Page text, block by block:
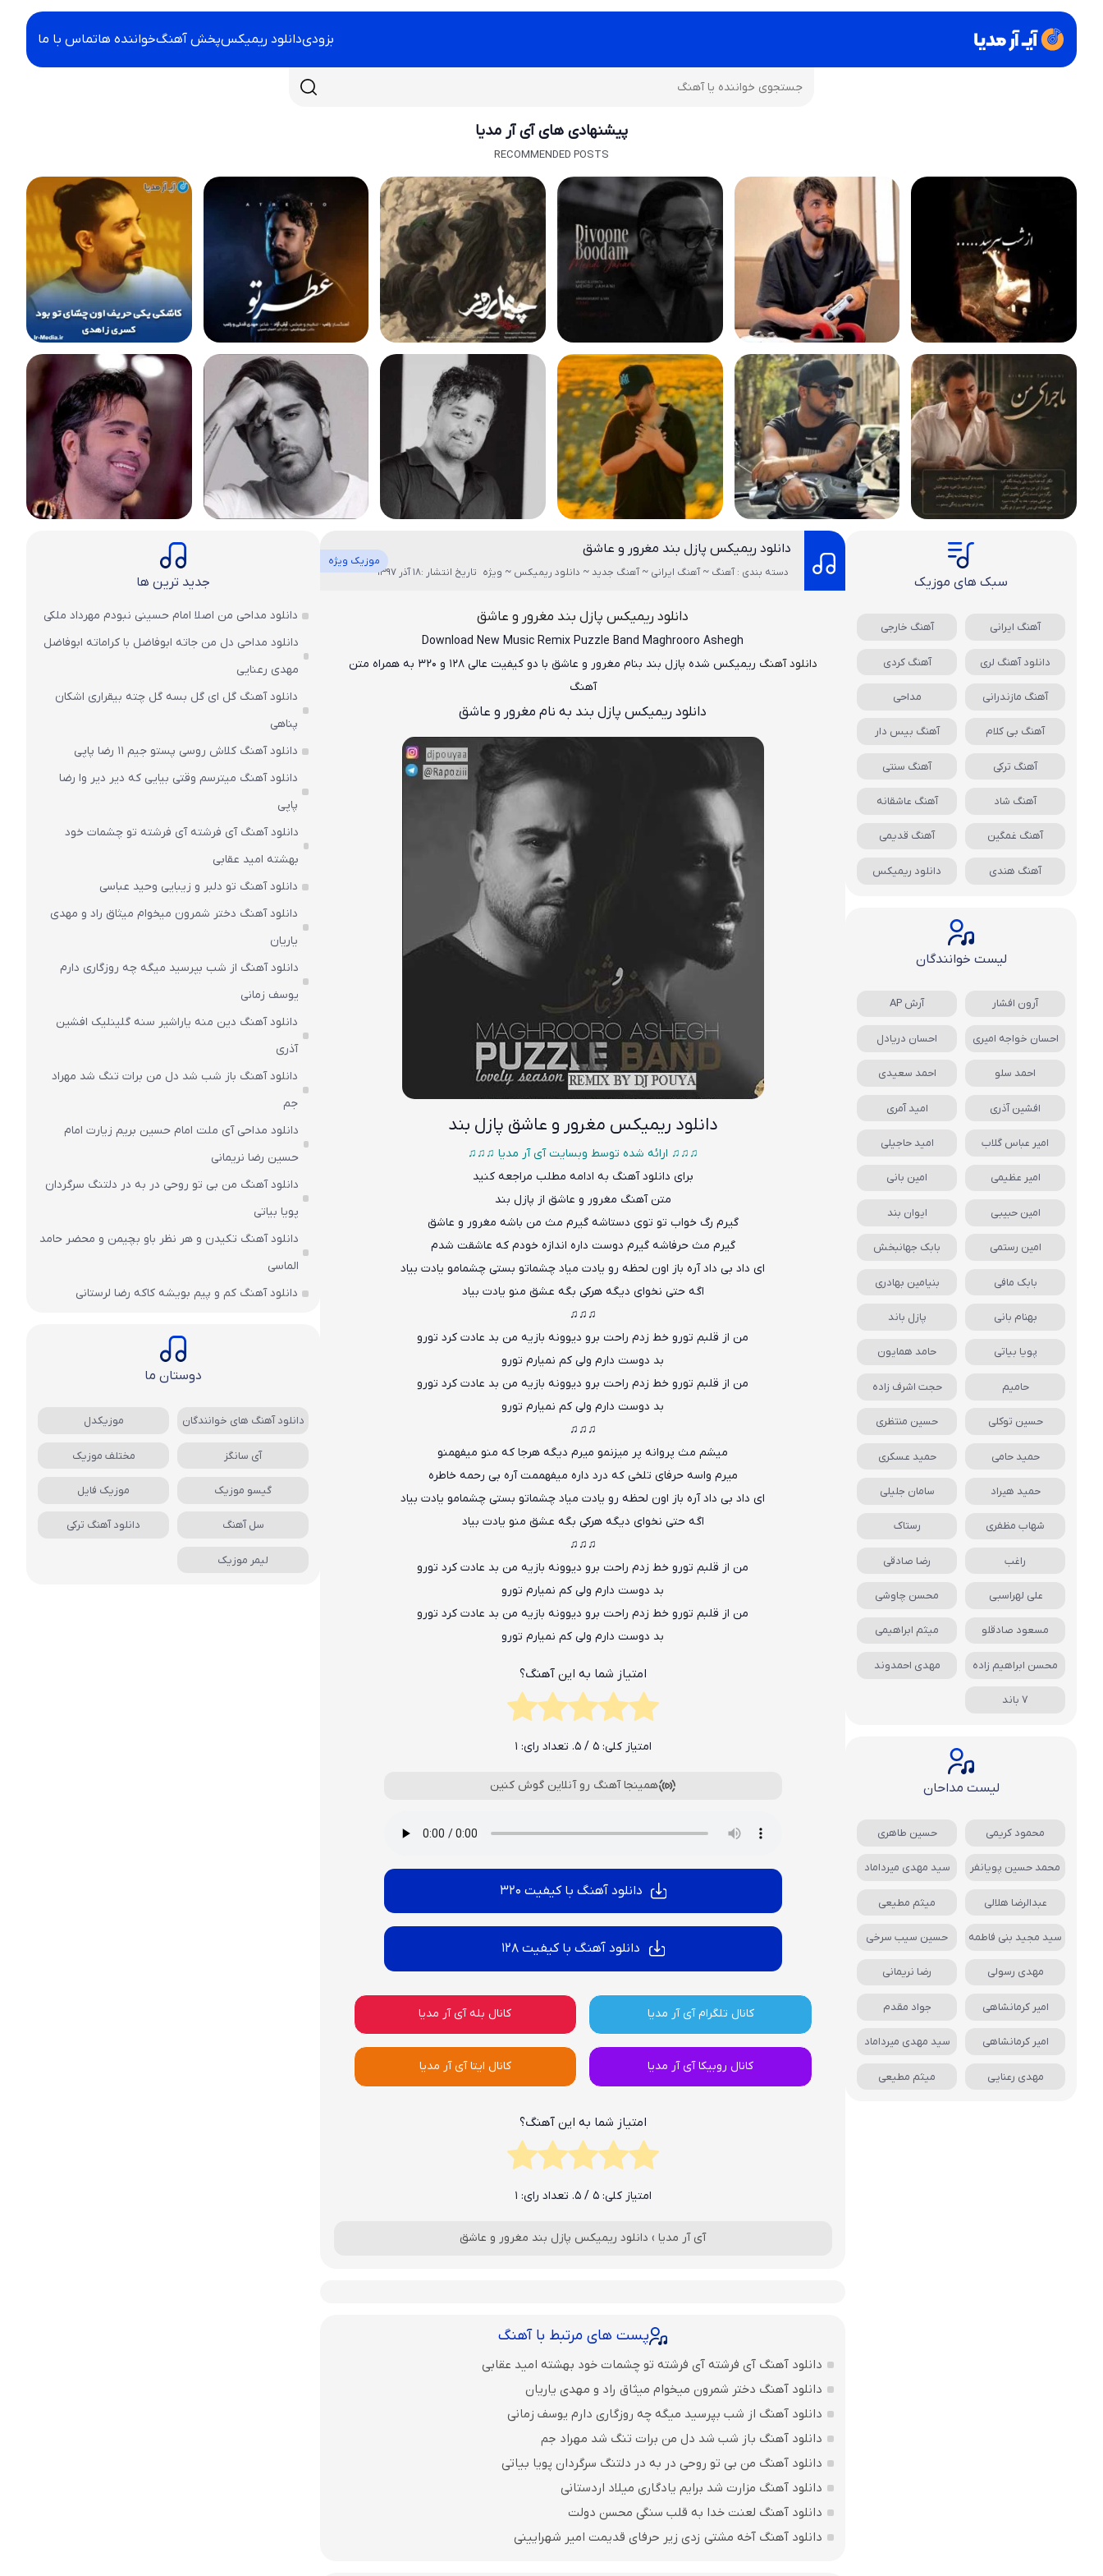
بزودیدانلود ریمیکسپخش آهنگخواننده هاتماس با ما
پیشنهادی های آی آر مدیا
RECOMMENDED POSTS
دانلود ریمیکس پازل بند مغرور و عاشق
موزیک ویژه
دسته بندی : آهنگ ~ آهنگ ایرانی ~ آهنگ جدید ~ دانلود ریمیکس ~ ویژه تاریخ انتشار :18 آذر 1397
دانلود ریمیکس پازل بند مغرور و عاشق
Download New Music Remix Puzzle Band Maghrooro Ashegh
دانلود آهنگ ریمیکس شده پازل بند بنام مغرور و عاشق
با دو کیفیت عالی ۱۲۸ و ۳۲۰ به همراه متن
آهنگ
دانلود ریمیکس پازل بند به نام مغرور و عاشق
دانلود ریمیکس مغرور و عاشق پازل بند
♫♫♫ ارائه شده توسط وبسایت آی آر مدیا ♫♫♫
برای دانلود آهنگ به ادامه مطلب مراجعه کنید
متنآهنگ مغرور و عاشق از پازل بند
گیرم رگ خواب تو توی دستاشه گیرم مث من باشه مغرور و عاشق
گیرم مث حرفاشه گیرم دوست داره اندازه خودم که عاشقت شدم
ای داد بی داد آره باز اون لحظه رو یادت میاد چشماتو بستی چشمامو یادت بیاد
اگه حتی نخوای دیگه هرکی بگه عشق منو یادت بیاد
♫♫♫
من از قلبم تورو خط زدم راحت برو دیوونه بازیه من بد عادت کرد تورو
بد دوست دارم ولی کم نمیارم تورو
من از قلبم تورو خط زدم راحت برو دیوونه بازیه من بد عادت کرد تورو
بد دوست دارم ولی کم نمیارم تورو
♫♫♫
میشم مث پروانه پر میزنمو میرم دیگه هرجا که منو میفهمنو
میرم واسه حرفای تلخی که درد داره میفهممت آره بی رحمه خاطره
ای داد بی داد آره باز اون لحظه رو یادت میاد چشماتو بستی چشمامو یادت بیاد
اگه حتی نخوای دیگه هرکی بگه عشق منو یادت بیاد
♫♫♫
من از قلبم تورو خط زدم راحت برو دیوونه بازیه من بد عادت کرد تورو
بد دوست دارم ولی کم نمیارم تورو
من از قلبم تورو خط زدم راحت برو دیوونه بازیه من بد عادت کرد تورو
بد دوست دارم ولی کم نمیارم تورو
امتیاز شما به این آهنگ؟
امتیاز کلی:5 / 5. تعداد رای: 1
همینجا آهنگ رو آنلاین گوش کنین
دانلود آهنگ با کیفیت 320
دانلود آهنگ با کیفیت 128
کانال تلگرام آی آر مدیا کانال بله آی آر مدیا
کانال روبیکا آی آر مدیا کانال ایتا آی آر مدیا
امتیاز شما به این آهنگ؟
امتیاز کلی:5 / 5. تعداد رای: 1
آی آر مدیا › دانلود ریمیکس پازل بند مغرور و عاشق
پست های مرتبط با آهنگ
دانلود آهنگ آی فرشته آی فرشته تو چشمات خود بهشته امید عقابی
دانلود آهنگ دختر شمرون میخوام میثاق راد و مهدی یاریان
دانلود آهنگ از شب بپرسید میگه چه روزگاری دارم یوسف زمانی
دانلود آهنگ باز شب شد دل من برات تنگ شد مهراد جم
دانلود آهنگ من بی تو روحی در به در دلتنگ سرگردان پویا بیاتی
دانلود آهنگ مزارت شد برایم یادگاری میلاد اردستانی
دانلود آهنگ لعنت خدا به قلب سنگی محسن دولت
دانلود آهنگ آخه مشتی زدی زیر حرفای قدیمت امیر شهرایینی
سبک های موزیک
آهنگ ایرانی آهنگ خارجی
دانلود آهنگ لری آهنگ کردی
آهنگ مازندرانی مداحی
آهنگ بی کلام آهنگ بیس دار
آهنگ ترکی آهنگ سنتی
آهنگ شاد آهنگ عاشقانه
آهنگ غمگین آهنگ قدیمی
آهنگ هندی دانلود ریمیکس
لیست خوانندگان
آرون افشار آرش AP
احسان خواجه امیری احسان دریادل
احمد سلو احمد سعیدی
افشین آذری امید آمری
امیر عباس گلاب امید حاجیلی
امیر عظیمی امین بانی
امین حبیبی ایوان بند
امین رستمی بابک جهانبخش
بابک مافی بنیامین بهادری
بهنام بانی پازل باند
پویا بیاتی حامد همایون
حامیم حجت اشرف زاده
حسین توکلی حسین منتظری
حمید حامی حمید عسکری
حمید هیراد سامان جلیلی
شهاب مظفری رستاک
راغب رضا صادقی
علی لهراسبی محسن چاوشی
مسعود صادقلو میثم ابراهیمی
محسن ابراهیم زاده مهدی احمدوند
7 باند
لیست مداحان
محمود کریمی حسین طاهری
محمد حسین پویانفر سید مهدی میرداماد
عبدالرضا هلالی میثم مطیعی
سید مجید بنی فاطمه حسین سیب سرخی
مهدی رسولی رضا نریمانی
امیر کرمانشاهی جواد مقدم
امیر کرمانشاهی سید مهدی میرداماد
مهدی رعنایی میثم مطیعی
جدید ترین ها
دانلود مداحی من اصلا امام حسینی نبودم مهرداد ملکی
دانلود مداحی دل من جاته ابوفاضل با کراماته ابوفاضل
مهدی رعنایی
دانلود آهنگ گل ای گل بسه گل چته بیقراری اشکان
پناهی
دانلود آهنگ کلاش روسی پستو جیم ۱۱ رضا پاپی
دانلود آهنگ میترسم وقتی بیایی که دیر دیر وا رضا
پاپی
دانلود آهنگ آی فرشته آی فرشته تو چشمات خود
بهشته امید عقابی
دانلود آهنگ تو دلبر و زیبایی وحید عباسی
دانلود آهنگ دختر شمرون میخوام میثاق راد و مهدی
یاریان
دانلود آهنگ از شب بپرسید میگه چه روزگاری دارم
یوسف زمانی
دانلود آهنگ دین منه یاراشیر سنه گلینلیک افشین
آذری
دانلود آهنگ باز شب شد دل من برات تنگ شد مهراد
جم
دانلود مداحی آی ملت امام حسین بریم زیارت امام
حسین رضا نریمانی
دانلود آهنگ من بی تو روحی در به در دلتنگ سرگردان
پویا بیاتی
دانلود آهنگ تکیدن و هر نظر باو بچیمن و محضر حامد
الماسی
دانلود آهنگ کم و پیم بویشه کاکه رضا لرستانی
دوستان ما
دانلود آهنگ های خوانندگان موزیکدل
آی سانگز مختلف موزیک
گیسو موزیک موزیک فایل
سل آهنگ دانلود آهنگ ترکی
لیمر موزیک